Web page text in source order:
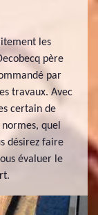
les
père
par
travaux. Avec
certain de
quel
désirez faire
évaluer le